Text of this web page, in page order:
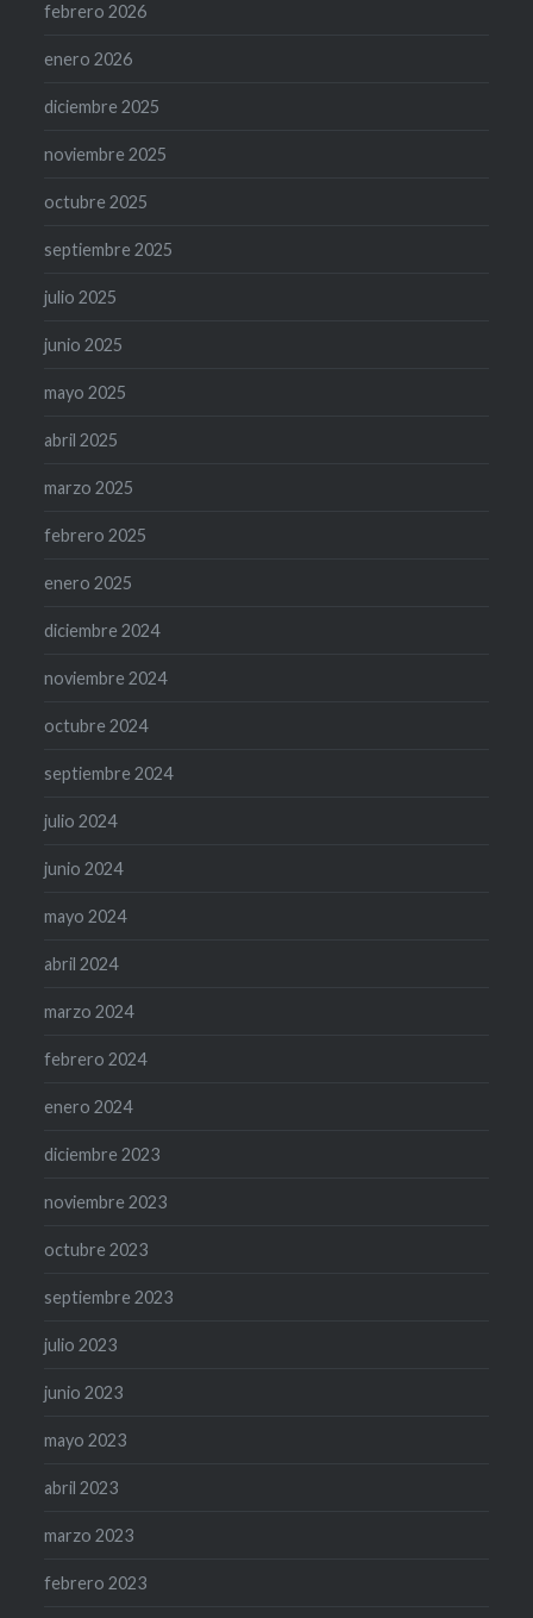
febrero 2026
enero 2026
diciembre 2025
noviembre 2025
octubre 2025
septiembre 2025
julio 2025
junio 2025
mayo 2025
abril 2025
marzo 2025
febrero 2025
enero 2025
diciembre 2024
noviembre 2024
octubre 2024
septiembre 2024
julio 2024
junio 2024
mayo 2024
abril 2024
marzo 2024
febrero 2024
enero 2024
diciembre 2023
noviembre 2023
octubre 2023
septiembre 2023
julio 2023
junio 2023
mayo 2023
abril 2023
marzo 2023
febrero 2023